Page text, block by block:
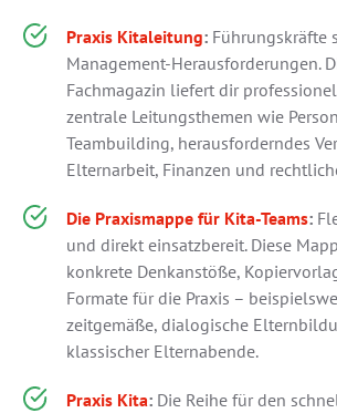
Praxis Kitaleitung: Führungskräfte
Management-Herausforderungen.
Fachmagazin liefert dir
zentrale Leitungsthemen wie
Teambuilding, herausforderndes
Elternarbeit, Finanzen und
Die Praxismappe für Kita-Teams:
und direkt einsatzbereit. Diese
konkrete Denkanstöße,
Formate für die Praxis –
zeitgemäße, dialogische
klassischer Elternabende.
Praxis Kita: Die Reihe für den